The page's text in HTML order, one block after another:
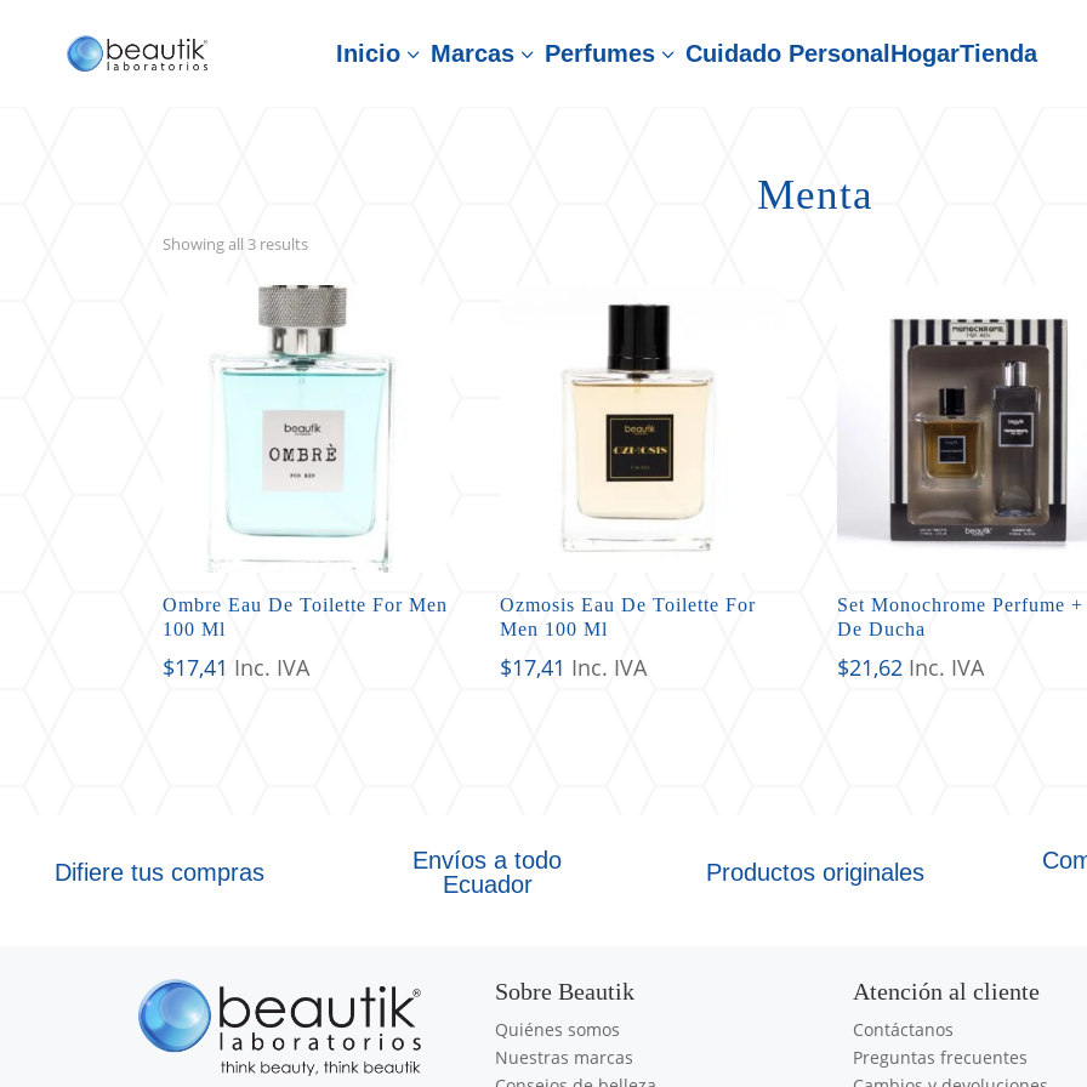
Inicio3 Marcas3 Perfumes3 Cuidado PersonalHogarTienda
Menta
Showing all 3 resultsSorted
latest
Ombre Eau De Toilette For Men
100 Ml
$17,41 Inc. IVA
Ozmosis Eau De Toilette For
Men 100 Ml
$17,41 Inc. IVA
Set Monochrome Perfume
De Ducha
$21,62 Inc. IVA
Difiere tus compras
Envíos a todo
Ecuador
Productos originales
Sobre Beautik
Quiénes somos
Nuestras marcas
Atención al cliente
Contáctanos
Preguntas frecuentes